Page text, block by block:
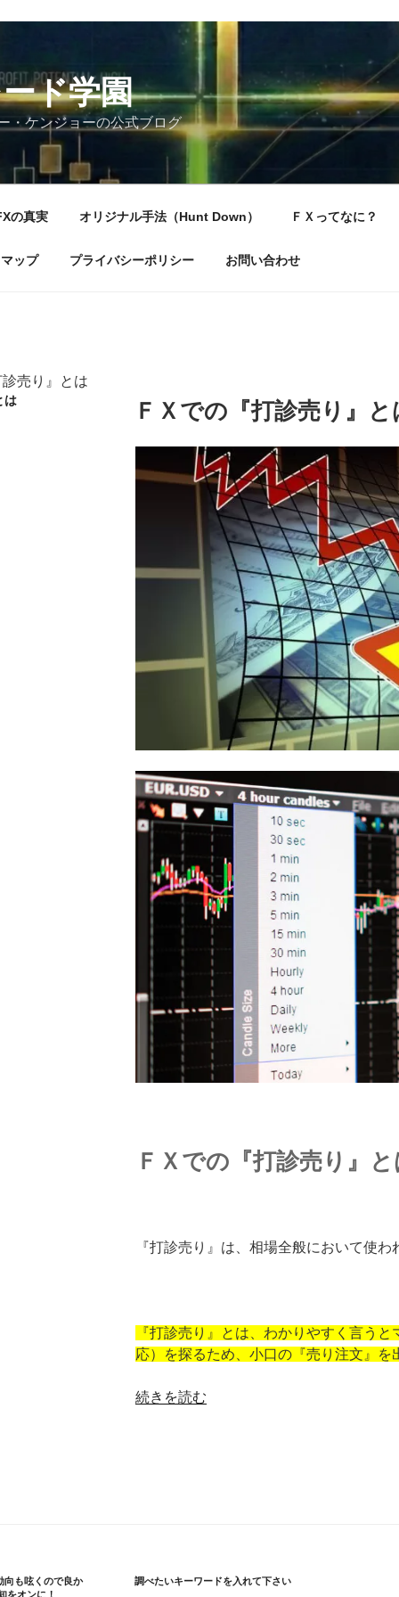
ド学園
・ケンジョーの公式ブログ
の真実 オリジナル手法（Hunt Down） ＦＸってなに？
ップ プライバシーポリシー お問い合わせ
売り』とは
は
稿
ＦＸでの『打診売り』と
ＦＸでの『打診売り』
『打診売り』は、相場全般において使
『打診売り』とは、わかりやすく言う
応）を探るため、小口の『売り注文』を
“Ｆ
は”
続きを読む
向も呟くので良か
をオンに！
調べたいキーワードを入れて下さい